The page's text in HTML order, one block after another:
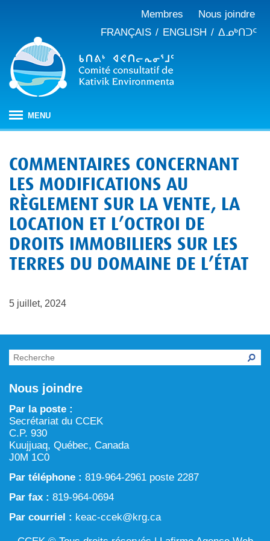
Membres
Nous joindre
FRANÇAIS
ENGLISH ᐃᓄᒃᑎᑐᑦ
MENU
À PROPOS
Mandat
Composition
Notre histoire
PUBLICATIONS
Procès-verbaux
Rapports annuels
Mémoires et avis
ÉVALUATION D’IMPACT
Évaluation d’impact au Nunavik
CBJNQ : régime de protection de l’environnement et
du milieu social
procédure d’examen des projets
NOTRE TRAVAIL
Changements climatiques
Gestion des matières résiduelles
Conservation et biodiversité
COMMENTAIRES CONCERNANT
LES MODIFICATIONS AU
RÈGLEMENT SUR LA VENTE, LA
LOCATION ET L’OCTROI DE
DROITS IMMOBILIERS SUR LES
TERRES DU DOMAINE DE L’ÉTAT
5 juillet, 2024
Nous joindre
Par la poste :
Secrétariat du CCEK
C.P. 930
Kuujjuaq, Québec, Canada
J0M 1C0
Par téléphone : 819-964-2961 poste 2287
Par fax : 819-964-0694
Par courriel : keac-ccek@krg.ca